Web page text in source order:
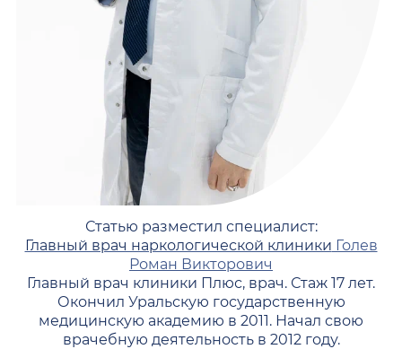
Статью разместил специалист:
Главный врач наркологической клиники Голев
Роман Викторович
Главный врач клиники Плюс, врач. Стаж 17 лет.
Окончил Уральскую государственную
медицинскую академию в 2011. Начал свою
врачебную деятельность в 2012 году.